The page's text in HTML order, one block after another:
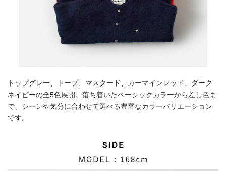
トップグレー、トープ、マスタード、カーマインレッド、ダーク
ネイビーの全5色展開。落ち着いたベーシックカラーから差し色ま
で、シーンや気分に合わせて選べる豊富なカラーバリエーション
です。